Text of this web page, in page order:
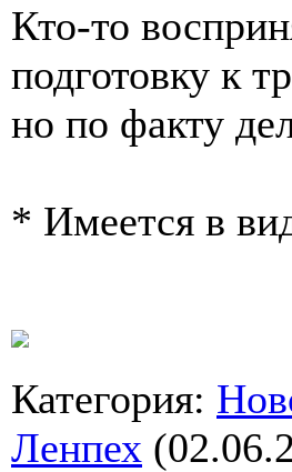
Кто-то
подготовку к
но по факту
* Имеется в
Категория:
Ленпех